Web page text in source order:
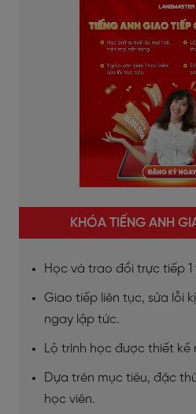
KHÓA TIẾNG ANH
Học và trao đổi trực tiếp 1
Giao tiếp liên tục, sửa lỗi
ngay lập tức.
Lộ trình học được thiết kế
Dựa trên mục tiêu, đặc
học viên.